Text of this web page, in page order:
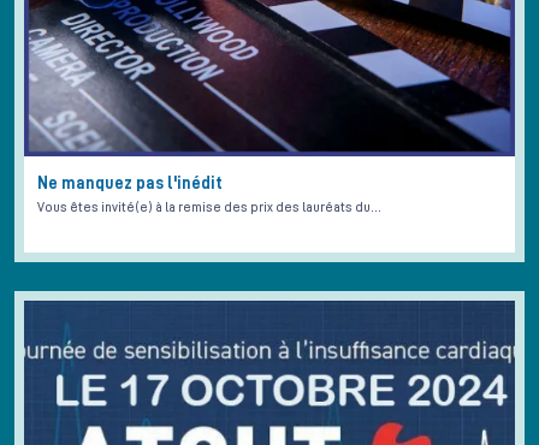
Ne manquez pas l'inédit
Vous êtes invité(e) à la remise des prix des lauréats du…